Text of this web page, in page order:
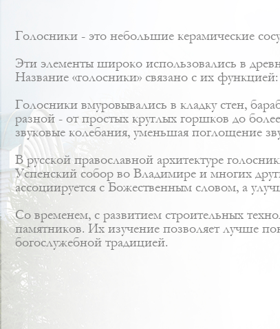
Голосники - это небольшие керамические
Эти элементы широко использовались в
Название «голосники» связано с их
Голосники вмуровывались в кладку стен,
разной - от простых круглых горшков до
звуковые колебания, уменьшая поглощение
В русской православной архитектуре
Успенский собор во Владимире и многих
ассоциируется с Божественным словом, а
Со временем, с развитием строительных
памятников. Их изучение позволяет лучше
богослужебной традицией.